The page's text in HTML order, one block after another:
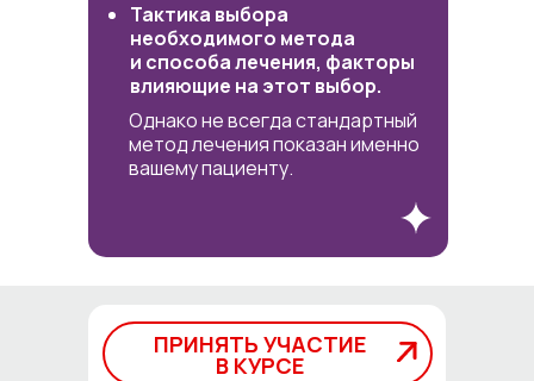
Тактика выбора
необходимого метода
и способа лечения, факторы
влияющие на этот выбор.
Однако не всегда стандартный
метод лечения показан именно
вашему пациенту.
ПРИНЯТЬ УЧАСТИЕ
В КУРСЕ
ПРИНЯТЬ УЧАСТИЕ
В КУРСЕ